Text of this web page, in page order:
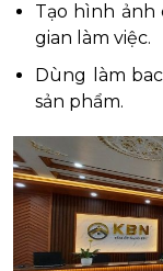
Tạo hình ảnh
gian làm việc.
Dùng làm
sản phẩm.